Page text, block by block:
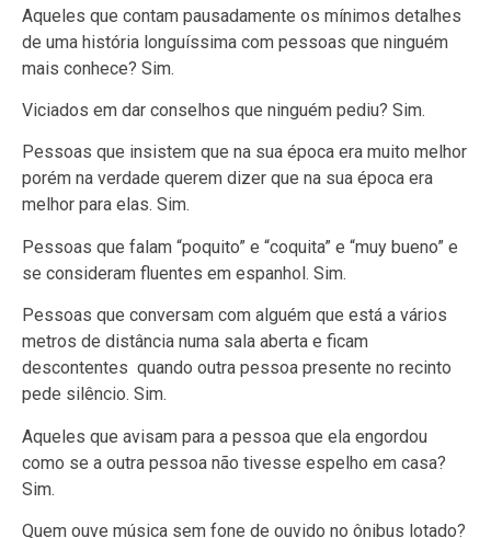
Aqueles que contam pausadamente os mínimos detalhes
de uma história longuíssima com pessoas que ninguém
mais conhece? Sim.
Viciados em dar conselhos que ninguém pediu? Sim.
Pessoas que insistem que na sua época era muito melhor
porém na verdade querem dizer que na sua época era
melhor para elas. Sim.
Pessoas que falam “poquito” e “coquita” e “muy bueno” e
se consideram fluentes em espanhol. Sim.
Pessoas que conversam com alguém que está a vários
metros de distância numa sala aberta e ficam
descontentes quando outra pessoa presente no recinto
pede silêncio. Sim.
Aqueles que avisam para a pessoa que ela engordou
como se a outra pessoa não tivesse espelho em casa?
Sim.
Quem ouve música sem fone de ouvido no ônibus lotado?